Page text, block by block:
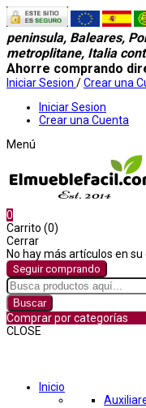
peninsula, Baleares,
metroplitane, Italia
Ahorre comprando
Iniciar Sesion /Crear una
Iniciar Sesion
Crear una Cuenta
Menú
0
Carrito (0)
Cerrar
No hay más artículos en
Seguir comprando
Buscar
Comprar por categorías
CLOSE
Inicio